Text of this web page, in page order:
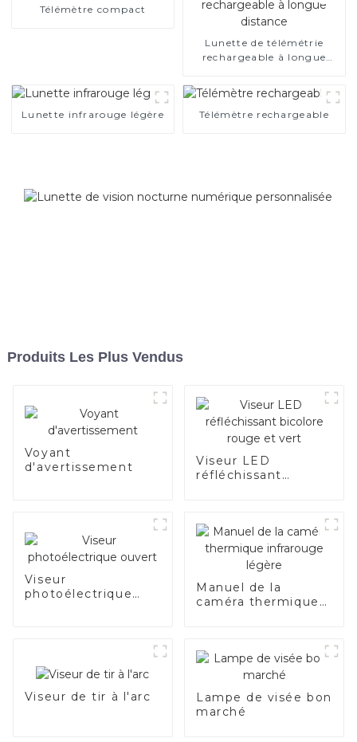
Télémètre compact
Lunette de télémétrie
rechargeable à longue
Lunette infrarouge légère Télémètre rechargeable
Produits Les Plus Vendus
Voyant
d'avertissement
Viseur LED
réfléchissant
Viseur
photoélectrique
Manuel de la
caméra thermique
Viseur de tir à l'arc
Lampe de visée bon
marché